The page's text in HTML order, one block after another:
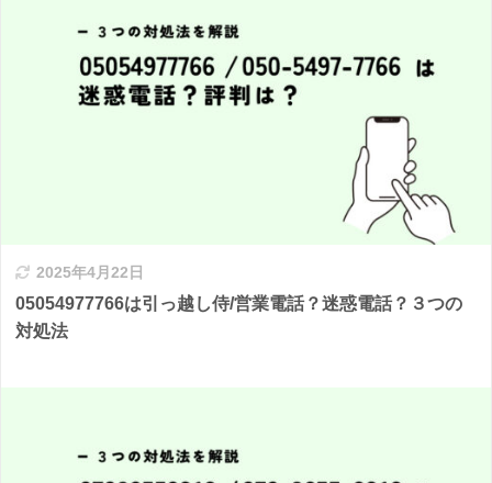
2025年4月22日
05054977766は引っ越し侍/営業電話？迷惑電話？３つの
対処法